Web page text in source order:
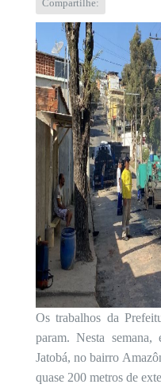
Compartilhe:
Os trabalhos da
param. Nesta
Jatobá, no bairro
quase 200 metros de